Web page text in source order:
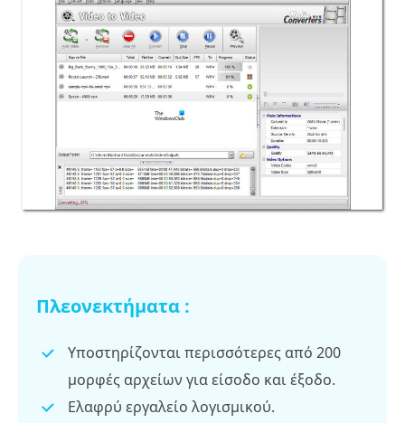
Πλεονεκτήματα :
Υποστηρίζονται περισσότερες από 200
μορφές αρχείων για είσοδο και έξοδο.
Ελαφρύ εργαλείο λογισμικού.